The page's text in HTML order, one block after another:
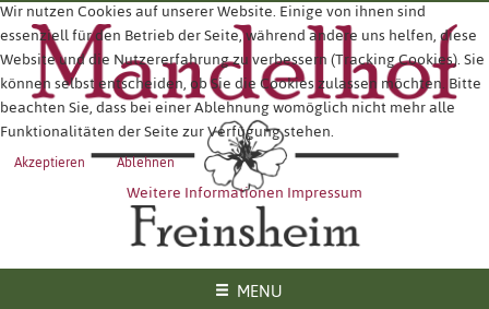
MENU
Wir nutzen Cookies auf unserer Website. Einige von ihnen sind
essenziell für den Betrieb der Seite, während andere uns helfen, diese
Website und die Nutzererfahrung zu verbessern (Tracking Cookies). Sie
können selbst entscheiden, ob Sie die Cookies zulassen möchten. Bitte
beachten Sie, dass bei einer Ablehnung womöglich nicht mehr alle
Funktionalitäten der Seite zur Verfügung stehen.
Akzeptieren Ablehnen
Weitere InformationenImpressum